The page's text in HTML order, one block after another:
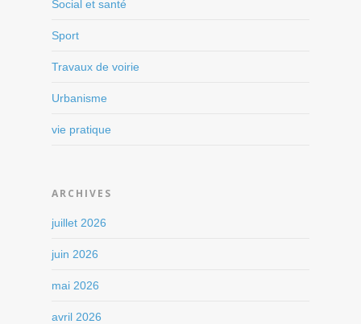
Social et santé
Sport
Travaux de voirie
Urbanisme
vie pratique
ARCHIVES
juillet 2026
juin 2026
mai 2026
avril 2026